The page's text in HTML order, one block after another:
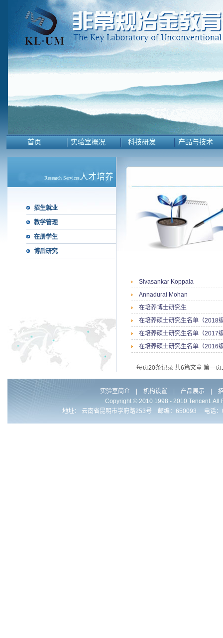
首页 实验室概况 科技研发 产品与技术
Research Services人才培养
招生就业
教学管理
在册学生
博后研究
Sivasankar Koppala
Annadurai Mohan
在培养博士研究生
在培养硕士研究生名单（2018
在培养硕士研究生名单（2017
在培养硕士研究生名单（2016
每页20条记录 共6篇文章 第一页
实验室简介 机构设置 产品展示
Copyright © 2010 1998 - 2010 Tencent.
地址： 云南省昆明市学府路253号 邮编：650093 电话